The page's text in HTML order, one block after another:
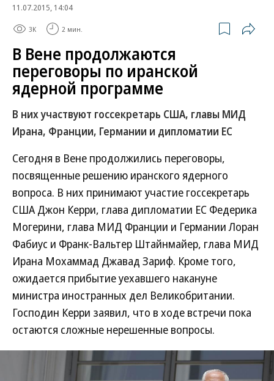
11.07.2015, 14:04
3K 2 мин.
В Вене продолжаются
переговоры по иранской
ядерной программе
В них участвуют госсекретарь США, главы МИД
Ирана, Франции, Германии и дипломатии ЕС
Сегодня в Вене продолжились переговоры,
посвященные решению иранского ядерного
вопроса. В них принимают участие госсекретарь
США Джон Керри, глава дипломатии ЕС Федерика
Могерини, глава МИД Франции и Германии Лоран
Фабиус и Франк-Вальтер Штайнмайер, глава МИД
Ирана Мохаммад Джавад Зариф. Кроме того,
ожидается прибытие уехавшего накануне
министра иностранных дел Великобритании.
Господин Керри заявил, что в ходе встречи пока
остаются сложные нерешенные вопросы.